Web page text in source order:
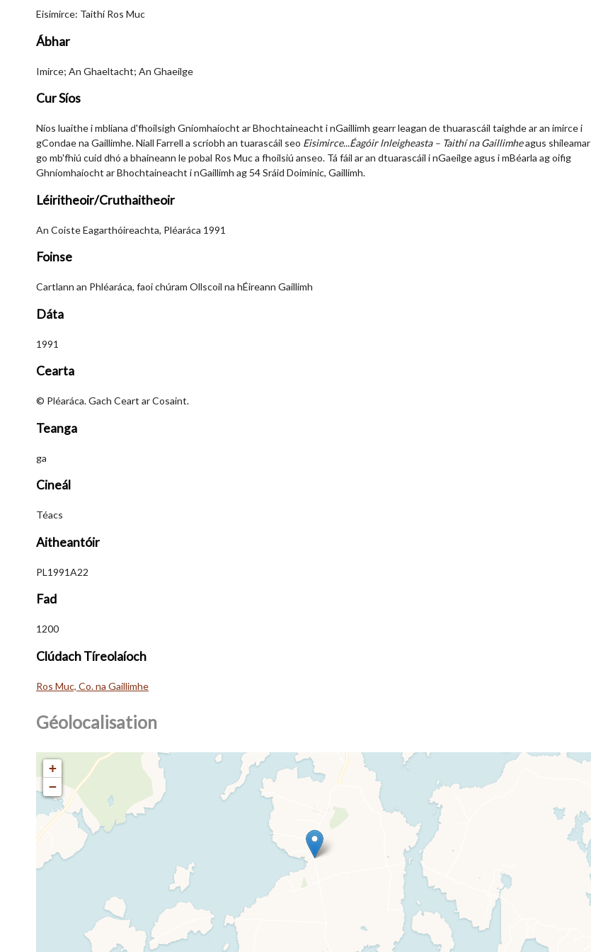
Eisimirce: Taithí Ros Muc
Ábhar
Imirce; An Ghaeltacht; An Ghaeilge
Cur Síos
Níos luaithe i mbliana d'fhoilsigh Gníomhaíocht ar Bhochtaineacht i nGaillimh gearr leagan de thuarascáil taighde ar an imirce i
gCondae na Gaillimhe. Niall Farrell a scríobh an tuarascáil seo Eisimirce...Éagóir lnleigheasta – Taithí na Gaillimheagus shíleamar
go mb'fhiú cuid dhó a bhaineann le pobal Ros Muc a fhoilsiú anseo. Tá fáil ar an dtuarascáil i nGaeilge agus i mBéarla ag oifig
Ghníomhaíocht ar Bhochtaineacht i nGaillimh ag 54 Sráid Doiminic, Gaillimh.
Léiritheoir/Cruthaitheoir
An Coiste Eagarthóireachta, Pléaráca 1991
Foinse
Cartlann an Phléaráca, faoi chúram Ollscoil na hÉireann Gaillimh
Dáta
1991
Cearta
© Pléaráca. Gach Ceart ar Cosaint.
Teanga
ga
Cineál
Téacs
Aitheantóir
PL1991A22
Fad
1200
Clúdach Tíreolaíoch
Ros Muc, Co. na Gaillimhe
Géolocalisation
+
−